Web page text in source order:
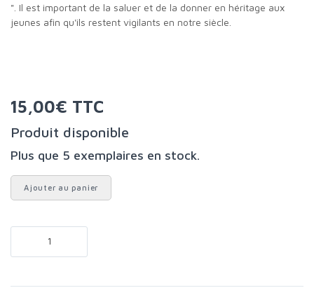
". Il est important de la saluer et de la donner en héritage aux
jeunes afin qu'ils restent vigilants en notre siècle.
15,00€ TTC
Produit disponible
Plus que 5 exemplaires en stock.
Ajouter au panier